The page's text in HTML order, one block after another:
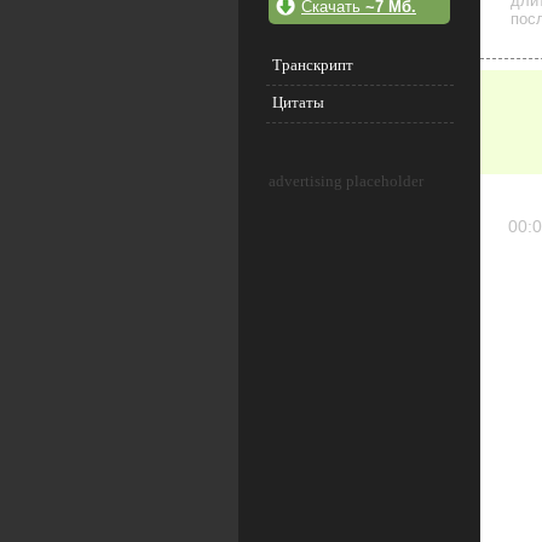
Скачать ~7 Мб.
Транскрипт
Цитаты
advertising placeholder